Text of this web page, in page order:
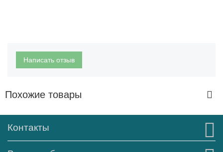
Написать отзыв
Похожие товары
Контакты